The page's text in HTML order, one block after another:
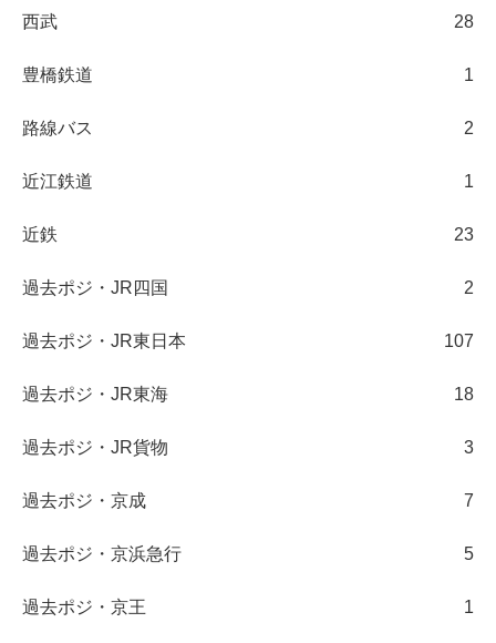
西武 28
豊橋鉄道 1
路線バス 2
近江鉄道 1
近鉄 23
過去ポジ・JR四国 2
過去ポジ・JR東日本 107
過去ポジ・JR東海 18
過去ポジ・JR貨物 3
過去ポジ・京成 7
過去ポジ・京浜急行 5
過去ポジ・京王 1